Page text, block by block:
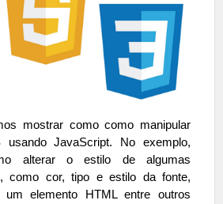
mostrar como como manipular
usando JavaScript. No exemplo,
alterar o estilo de algumas
como cor, tipo e estilo da fonte,
elemento HTML entre outros